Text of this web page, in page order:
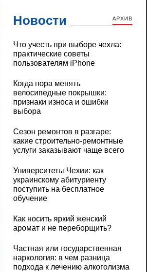
Новости АРХИВ
Что учесть при выборе чехла:
практические советы
пользователям iPhone
Когда пора менять
велосипедные покрышки:
признаки износа и ошибки
выбора
Сезон ремонтов в разгаре:
какие строительно-ремонтные
услуги заказывают чаще всего
Университеты Чехии: как
украинскому абитуриенту
поступить на бесплатное
обучение
Как носить яркий женский
аромат и не переборщить?
Частная или государственная
наркология: в чем разница
подхода к лечению алкоголизма